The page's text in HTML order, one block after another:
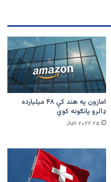
امازون په هند کې ۴۸ میلیارده
ډالرو پانګونه کوي
۲۵ Jun ۲۰۲۶